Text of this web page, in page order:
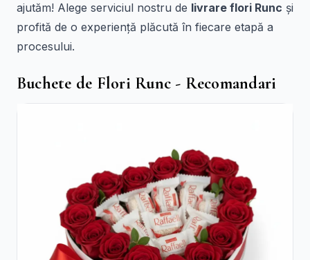
ajutăm! Alege serviciul nostru de livrare flori Runc și
profită de o experiență plăcută în fiecare etapă a
procesului.
Buchete de Flori Runc - Recomandari